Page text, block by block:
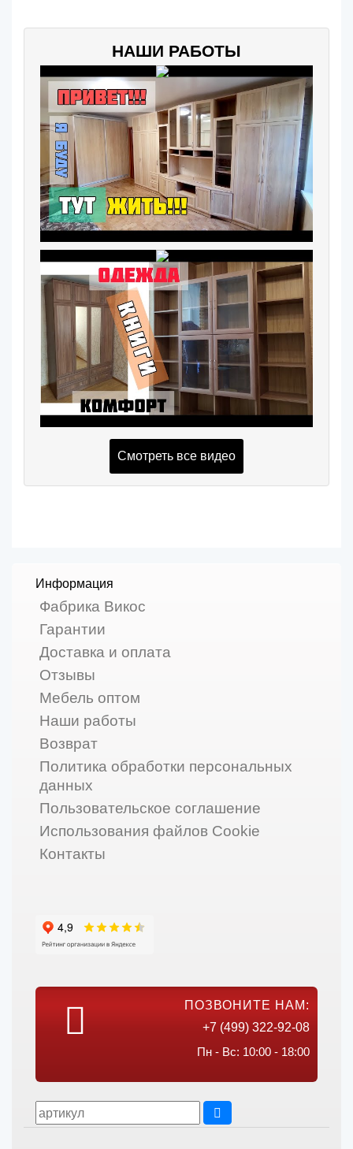
НАШИ РАБОТЫ
Смотреть все видео
Информация
Фабрика Викос
Гарантии
Доставка и оплата
Отзывы
Мебель оптом
Наши работы
Возврат
Политика обработки персональных
данных
Пользовательское соглашение
Использования файлов Cookie
Контакты
ПОЗВОНИТЕ НАМ:
+7 (499) 322-92-08
Пн - Вс: 10:00 - 18:00